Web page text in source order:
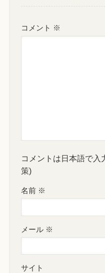
コメント ※
コメントは日本語で入
策)
名前 ※
メール ※
サイト